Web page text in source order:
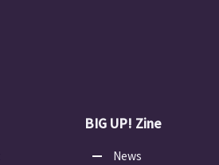
BIG UP! Zine
News